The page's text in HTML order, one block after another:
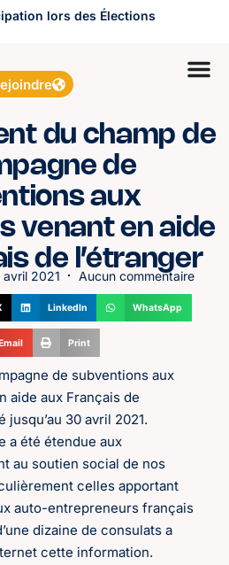
lors des Élections
du champ de
de
aux
venant en aide
de l’étranger
avril 2021 Aucun commentaire
LinkedIn WhatsApp
Print
de subventions aux
aide aux Français de
jusqu’au 30 avril 2021.
a été étendue aux
au soutien social de nos
celles apportant
auto-entrepreneurs français
dizaine de consulats a
cette information.